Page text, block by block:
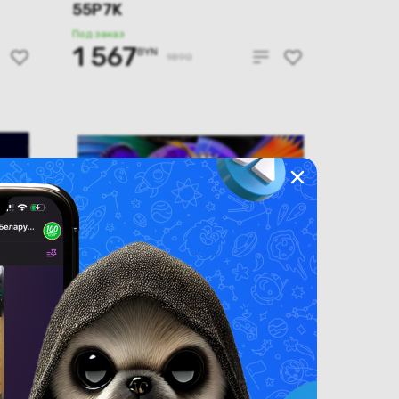
55P7K
Под заказ
1 567BYN 1890
(новый.) Телевизор TCL
75C7L
Под заказ
BYN 6120